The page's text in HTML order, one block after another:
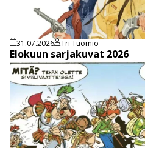
31.07.2026 Tri Tuomio
Elokuun sarjakuvat 2026